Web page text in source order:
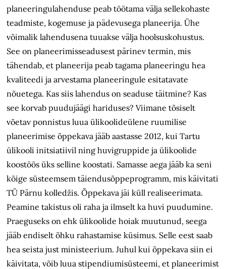
planeeringulahenduse peab töötama välja sellekohaste
teadmiste, kogemuse ja pädevusega planeerija. Ühe
võimalik lahendusena tuuakse välja hoolsuskohustus.
See on planeerimisseadusest pärinev termin, mis
tähendab, et planeerija peab tagama planeeringu hea
kvaliteedi ja arvestama planeeringule esitatavate
nõuetega. Kas siis lahendus on seaduse täitmine? Kas
see korvab puudujäägi hariduses? Viimane tõsiselt
võetav ponnistus luua ülikoolideülene ruumilise
planeerimise õppekava jääb aastasse 2012, kui Tartu
ülikooli initsiatiivil ning huvigruppide ja ülikoolide
koostöös üks selline koostati. Samasse aega jääb ka seni
kõige süsteemsem täiendusõppeprogramm, mis käivitati
TÜ Pärnu kolledžis. Õppekava jäi küll realiseerimata.
Peamine takistus oli raha ja ilmselt ka huvi puudumine.
Praeguseks on ehk ülikoolide hoiak muutunud, seega
jääb endiselt õhku rahastamise küsimus. Selle eest saab
hea seista just ministeerium. Juhul kui õppekava siin ei
käivitata, võib luua stipendiumisüsteemi, et planeerimist